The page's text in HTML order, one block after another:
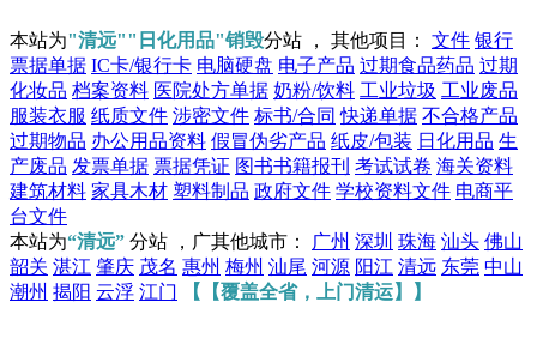
本站为"清远""日化用品"销毁分站 ， 其他项目： 文件 银行
票据单据 IC卡/银行卡 电脑硬盘 电子产品 过期食品药品 过期
化妆品 档案资料 医院处方单据 奶粉/饮料 工业垃圾 工业废品
服装衣服 纸质文件 涉密文件 标书/合同 快递单据 不合格产品
过期物品 办公用品资料 假冒伪劣产品 纸皮/包装 日化用品 生
产废品 发票单据 票据凭证 图书书籍报刊 考试试卷 海关资料
建筑材料 家具木材 塑料制品 政府文件 学校资料文件 电商平
台文件
本站为“清远” 分站 ，广其他城市： 广州 深圳 珠海 汕头 佛山
韶关 湛江 肇庆 茂名 惠州 梅州 汕尾 河源 阳江 清远 东莞 中山
潮州 揭阳 云浮 江门 【【覆盖全省，上门清运】】